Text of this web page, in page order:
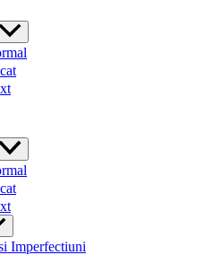
Imperfectiuni